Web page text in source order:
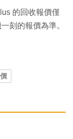
的回收報價僅
刻的報價為準。